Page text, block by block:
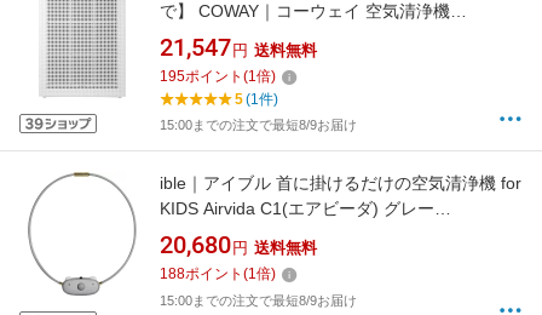
で】 COWAY｜コーウェイ 空気清浄機
AIRMEGA 150 アイボリーホワイト AP-1019C-
W [適用畳数：20畳 /PM2.5対応]
【newlife_campaign_f】
21,547 円 送料無料
195ポイント (1倍)
5(1件)
15:00までの注文で最短8/9お届け
ible｜アイブル 首に掛けるだけの空気清浄機 for
KIDS Airvida C1(エアビーダ) グレー
AIRVIDAC1-GY [車載・省スペース用 /PM2.5対
応]
20,680 円 送料無料
188ポイント (1倍)
15:00までの注文で最短8/9お届け